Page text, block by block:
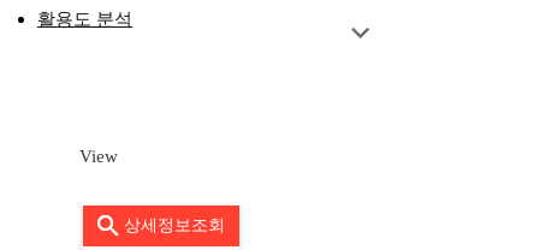
활용도 분석
View
상세정보조회